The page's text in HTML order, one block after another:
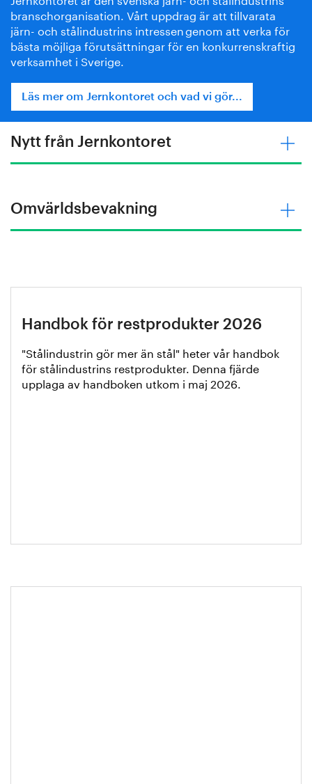
branschorganisation. Vårt uppdrag är att tillvarata
järn- och stålindustrins intressen genom att verka för
bästa möjliga förutsättningar för en konkurrenskraftig
verksamhet i Sverige​.
Läs mer om Jernkontoret och vad vi gör...
Nytt från Jernkontoret
Omvärldsbevakning
Handbok för restprodukter 2026
"Stålindustrin gör mer än stål" heter vår handbok
för stålindustrins restprodukter. Denna fjärde
upplaga av handboken utkom i maj 2026.